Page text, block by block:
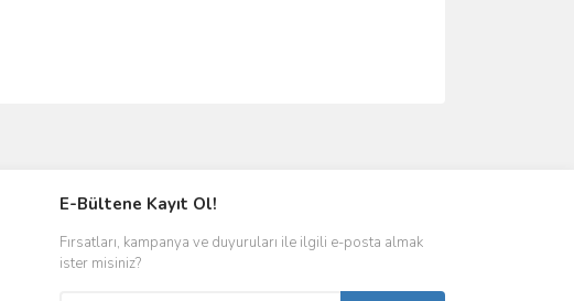
E-Bültene Kayıt Ol!
Fırsatları, kampanya ve duyuruları ile ilgili e-posta almak
ister misiniz?